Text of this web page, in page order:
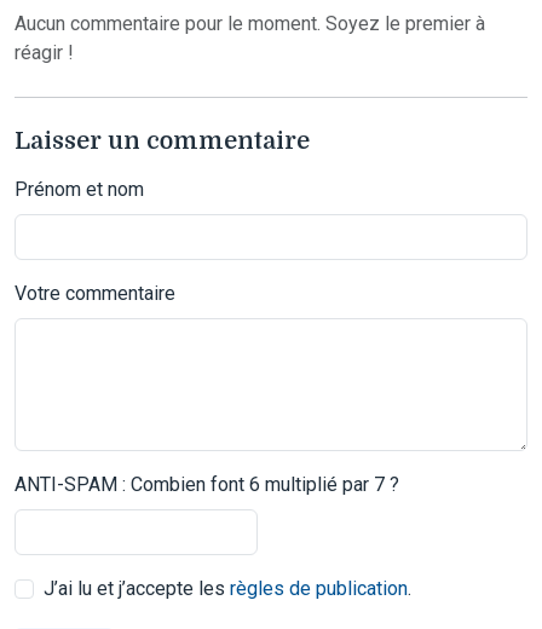
Aucun commentaire pour le moment. Soyez le premier à
réagir !
Laisser un commentaire
Prénom et nom
Votre commentaire
ANTI-SPAM : Combien font 6 multiplié par 7 ?
J’ai lu et j’accepte les règles de publication.